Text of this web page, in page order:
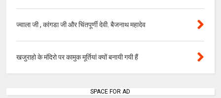
ज्वाला जी , कांगडा जी और चिंतपूर्णी देवी. बैजनाथ महादेव
खजुराहो के मंदिरो पर कामुक मूर्तियां क्यों बनायी गयी हैं
SPACE FOR AD